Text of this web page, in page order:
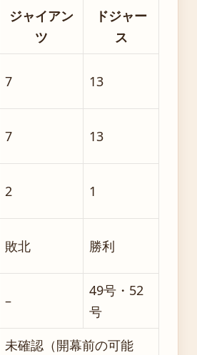
ジャイアン
ツ
ドジャー
ス
7 13
7 13
2 1
敗北 勝利
–
49号・52
号
未確認（開幕前の可能